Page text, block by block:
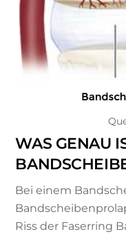
WAS GENAU
Bei einem
Riss der Faserring